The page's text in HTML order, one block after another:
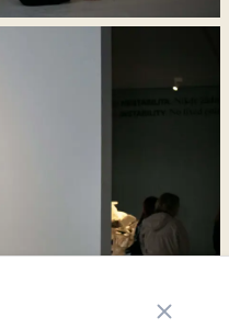
Zavřít